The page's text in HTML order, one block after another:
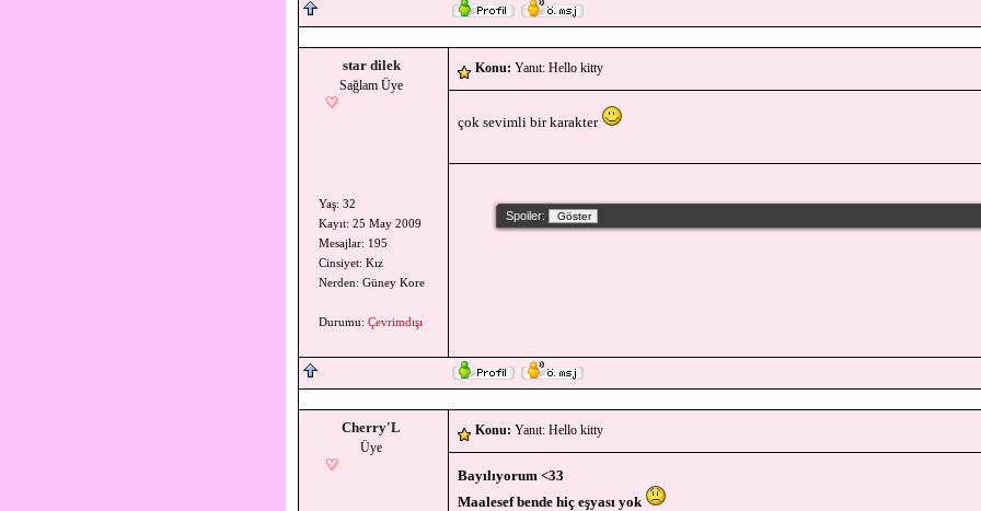
star dilek
Sağlam Üye
Yaş: 32
Kayıt: 25 May 2009
Mesajlar: 195
Cinsiyet: Kız
Nerden: Güney Kore
Durumu: Çevrimdışı
Konu: Yanıt: Hello kitty
çok sevimli bir karakter
Spoiler:
Cherry'L
Üye
Konu: Yanıt: Hello kitty
Bayılıyorum <33
Maalesef bende hiç eşyası yok